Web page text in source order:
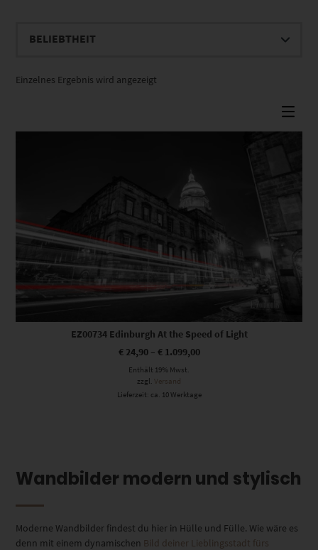
Einzelnes Ergebnis wird angezeigt
Dieses Produkt weist mehrere Varianten auf. Die Optionen können auf der Produktseite gewählt werden
EZ00734 Edinburgh At the Speed of Light
€24,90– €1.099,00
Enthält 19% Mwst.
zzgl. Versand
Lieferzeit: ca. 10 Werktage
Wandbilder modern und stylisch
Moderne Wandbilder findest du hier in Hülle und Fülle. Wie wäre es
denn mit einem dynamischen Bild deiner Lieblingsstadt fürs